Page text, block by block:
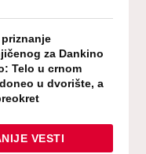
za Dankino
Telo u crnom
u dvorište, a
VESTI